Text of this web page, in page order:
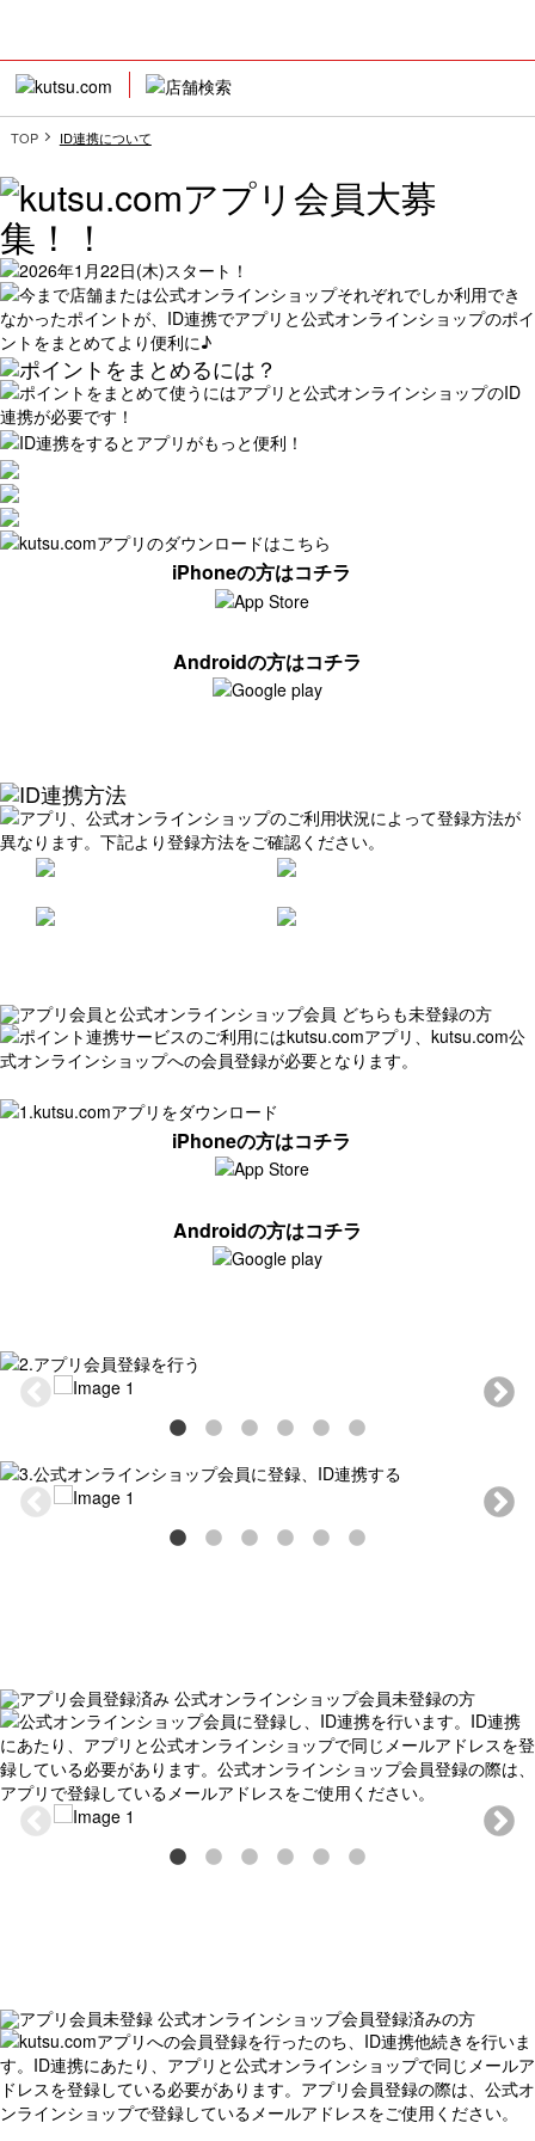
TOP ID連携について
iPhoneの方はコチラ
Androidの方はコチラ
iPhoneの方はコチラ
Androidの方はコチラ